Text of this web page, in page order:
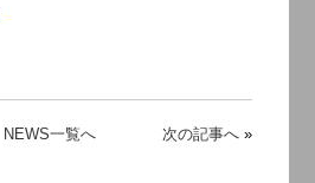
NEWS一覧へ 次の記事へ »